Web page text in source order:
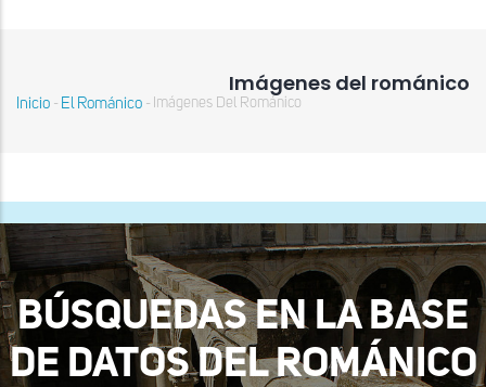
Imágenes del románico
Sobrescribir
ayuda
a
la
navegación
Inicio - El Románico - Imágenes Del Románico
BÚSQUEDAS EN LA BASE
DE DATOS DEL ROMÁNICO